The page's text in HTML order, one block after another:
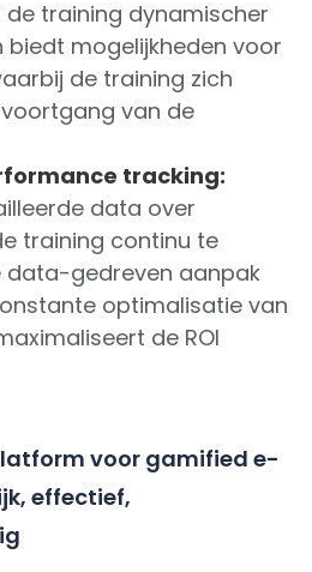
de training dynamischer
biedt mogelijkheden voor
de training zich
van de
tracking:
data over
training continu te
data-gedreven aanpak
optimalisatie van
de ROI
voor gamified e-
effectief,